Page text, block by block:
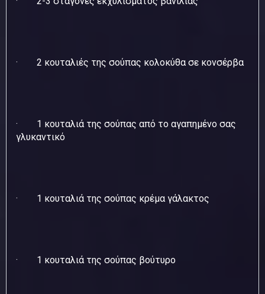
· 2 κουταλιές της σούπας κολοκύθα σε κονσέρβα
· 1 κουταλιά της σούπας από το αγαπημένο σας
γλυκαντικό
· 1 κουταλιά της σούπας κρέμα γάλακτος
· 1 κουταλιά της σούπας βούτυρο